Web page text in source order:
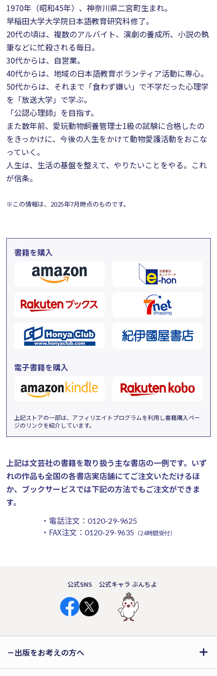
1970年（昭和45年）、神奈川県二宮町生まれ。
早稲田大学大学院日本語教育研究科修了。
20代の頃は、複数のアルバイト、演劇の養成所、小説の執
筆などに忙殺される毎日。
30代からは、自営業。
40代からは、地域の日本語教育ボランティア活動に専心。
50代からは、それまで「食わず嫌い」で不学だった心理学
を「放送大学」で学ぶ。
「公認心理師」を目指す。
また数年前、愛玩動物飼養管理士1級の試験に合格したの
をきっかけに、今後の人生をかけて動物愛護活動をおこな
っていく。
人生は、生活の基盤を整えて、やりたいことをやる。これ
が信条。
※この情報は、2025年7月時点のものです。
書籍を購入
電子書籍を購入
上記ストアの一部は、アフィリエイトプログラムを利用し書籍購入ペー
ジのリンクを紹介しています。
上記は文芸社の書籍を取り扱う主な書店の一例です。 いず
れの作品も全国の各書店実店舗にてご注文いただけるほ
か、ブックサービスでは下記の方法でもご注文ができま
す。
・電話注文： 0120-29-9625
・FAX注文： 0120-29-9635 （24時間受付）
公式SNS 公式キャラ ぶんちよ
出版をお考えの方へ